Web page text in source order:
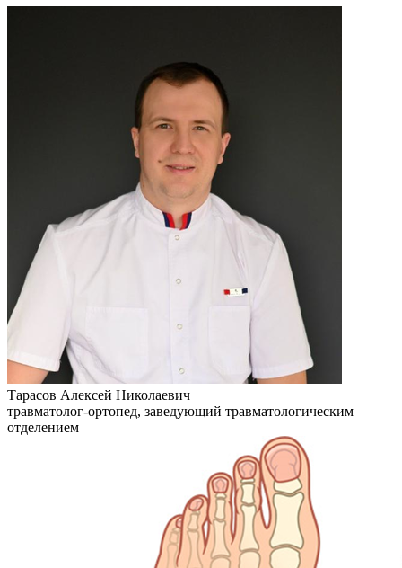
Тарасов Алексей Николаевич
травматолог-ортопед, заведующий травматологическим
отделением